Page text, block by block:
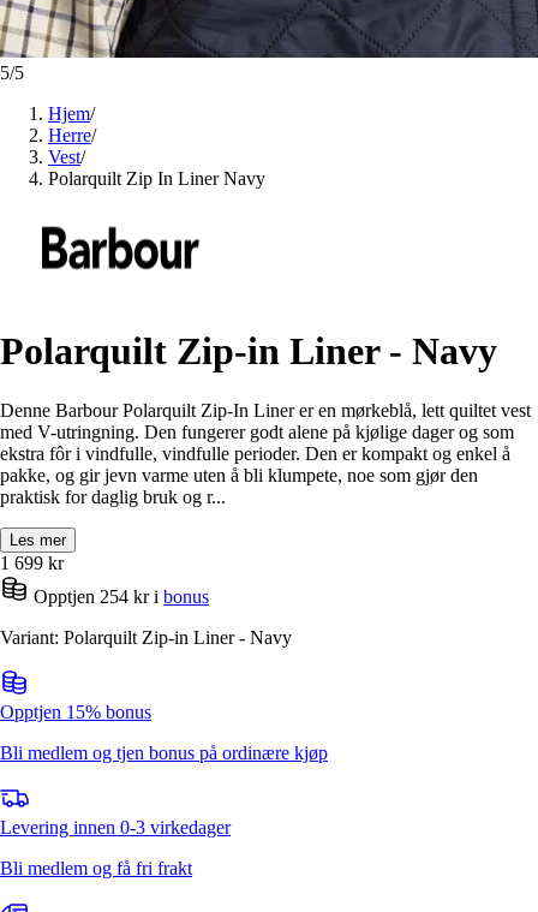
5/5
Hjem/
Herre/
Vest/
Polarquilt Zip In Liner Navy
Polarquilt Zip-in Liner - Navy
Denne Barbour Polarquilt Zip-In Liner er en mørkeblå, lett quiltet vest
med V-utringning. Den fungerer godt alene på kjølige dager og som
ekstra fôr i vindfulle, vindfulle perioder. Den er kompakt og enkel å
pakke, og gir jevn varme uten å bli klumpete, noe som gjør den
praktisk for daglig bruk og r...
Les mer
1 699 kr
Opptjen 254 kr i bonus
Variant: Polarquilt Zip-in Liner - Navy
Opptjen 15% bonus
Bli medlem og tjen bonus på ordinære kjøp
Levering innen 0-3 virkedager
Bli medlem og få fri frakt